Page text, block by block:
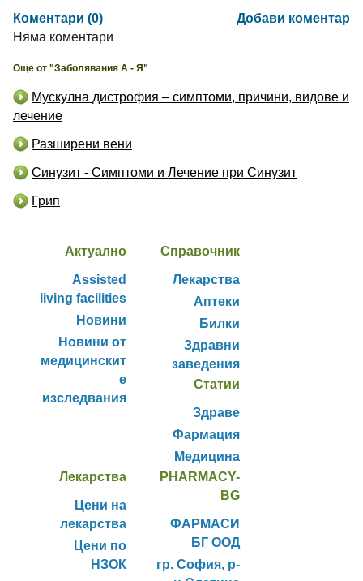
Коментари (0)
Добави коментар
Няма коментари
Още от "Заболявания А - Я"
Мускулна дистрофия – симптоми, причини, видове и
лечение
Разширени вени
Синузит - Симптоми и Лечение при Синузит
Грип
Актуално
Assisted
living facilities
Новини
Новини от
медицинскит
е
изследвания
Справочник
Лекарства
Аптеки
Билки
Здравни
заведения
Статии
Здраве
Фармация
Медицина
Лекарства
Цени на
лекарства
Цени по
НЗОК
PHARMACY-
BG
ФАРМАСИ
БГ ООД
гр. София, р-